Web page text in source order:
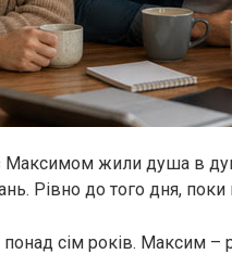
Максимом жили душа в
Рівно до того дня,
сім років. Максим –